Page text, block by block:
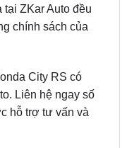
City RS có
hỗ trợ tư vấn và